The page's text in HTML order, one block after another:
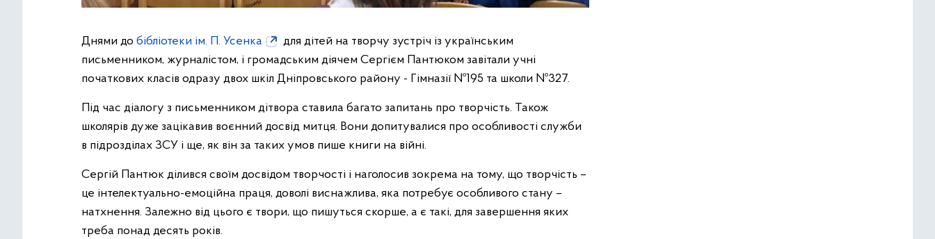
Днями до бібліотеки ім. П. Усенка
для дітей на творчу зустріч із українським
письменником, журналістом, і громадським діячем Сергієм Пантюком завітали учні
початкових класів одразу двох шкіл Дніпровського району - Гімназії №195 та школи №327.
Під час діалогу з письменником дітвора ставила багато запитань про творчість. Також
школярів дуже зацікавив воєнний досвід митця. Вони допитувалися про особливості служби
в підрозділах ЗСУ і ще, як він за таких умов пише книги на війні.
Сергій Пантюк ділився своїм досвідом творчості і наголосив зокрема на тому, що творчість –
це інтелектуально-емоційна праця, доволі виснажлива, яка потребує особливого стану –
натхнення. Залежно від цього є твори, що пишуться скорше, а є такі, для завершення яких
треба понад десять років.